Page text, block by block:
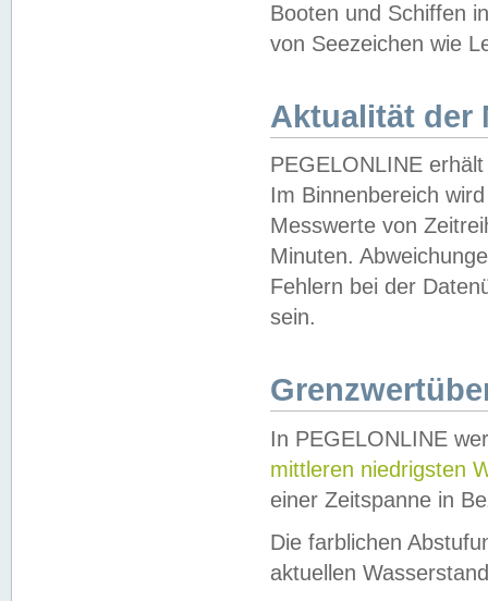
Booten und Schiffen
von Seezeichen wie
Aktualität der
PEGELONLINE
Im Binnenbereich
Messwerte von
Minuten.
Fehlern bei der
sein.
In PEGELONLINE
mittleren niedrigsten
einer Zeitspanne in
Die farblichen
aktuellen